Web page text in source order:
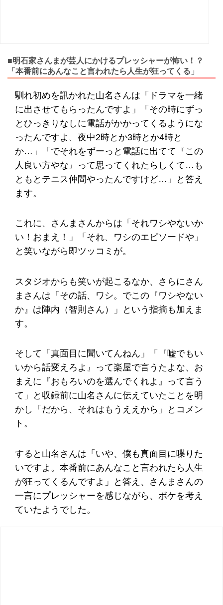
■明石家さんまが芸人にかけるプレッシャーが怖い！？
「本番前にあんなこと言われたら人生が狂ってくる」
馴れ初めを訊かれた山名さんは「ドラマを一緒
に出させてもらったんですよ」「その時にずっ
とひっきりなしに電話がかかってくるようにな
ったんですよ、夜中2時とか3時とか4時と
か…」「でそれをずーっと電話に出てて『この
人良い方やな』って思ってくれたらしくて…も
ともとテニス仲間やったんですけど…」と答え
ます。
これに、さんまさんからは「それワシやないか
い！おまえ！」「それ、ワシのエピソードや」
と笑いながら即ツッコミが。
スタジオからも笑いが起こるなか、さらにさん
まさんは「その話、ワシ。でこの『ワシやない
か』は陣内（智則さん）」という指摘も加えま
す。
そして「真面目に聞いてんねん」「『嘘でもい
いから話変えろよ』って楽屋で言うたよな、お
まえに『おもろいのを選んでくれよ』って言う
て」と収録前に山名さんに伝えていたことを明
かし「だから、それはもうええから」とコメン
ト。
すると山名さんは「いや、僕も真面目に喋りた
いですよ。本番前にあんなこと言われたら人生
が狂ってくるんですよ」と答え、さんまさんの
一言にプレッシャーを感じながら、ボケを考え
ていたようでした。